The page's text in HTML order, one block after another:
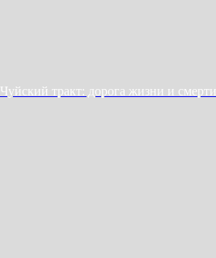
Чуйский тракт: дорога жизни и смерти